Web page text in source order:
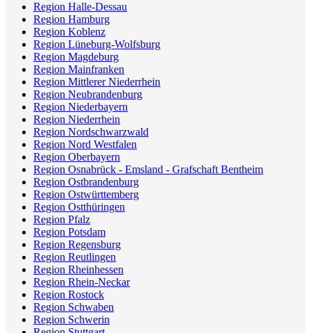
Region Halle-Dessau
Region Hamburg
Region Koblenz
Region Lüneburg-Wolfsburg
Region Magdeburg
Region Mainfranken
Region Mittlerer Niederrhein
Region Neubrandenburg
Region Niederbayern
Region Niederrhein
Region Nordschwarzwald
Region Nord Westfalen
Region Oberbayern
Region Osnabrück - Emsland - Grafschaft Bentheim
Region Ostbrandenburg
Region Ostwürttemberg
Region Ostthüringen
Region Pfalz
Region Potsdam
Region Regensburg
Region Reutlingen
Region Rheinhessen
Region Rhein-Neckar
Region Rostock
Region Schwaben
Region Schwerin